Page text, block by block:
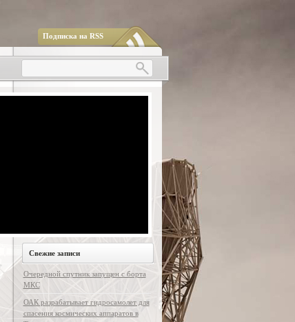
Подписка на RSS
Свежие записи
Очередной спутник запущен с борта
МКС
ОАК разрабатывает гидросамолет для
спасения космических аппаратов в